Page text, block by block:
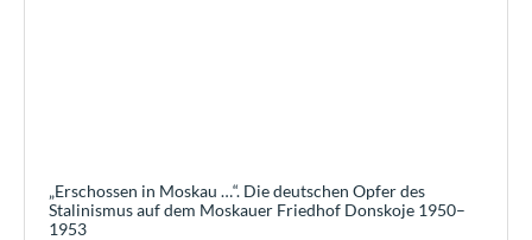
„Erschossen in Moskau …“. Die deutschen Opfer des
Stalinismus auf dem Moskauer Friedhof Donskoje 1950–
1953